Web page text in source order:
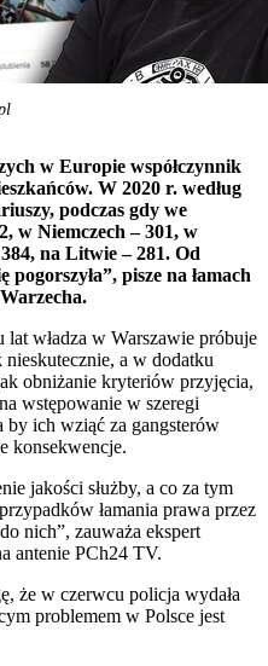
w Europie współczynnik
W 2020 r. według
podczas gdy we
w Niemczech – 301, w
na Litwie – 281. Od
pogorszyła”, pisze na łamach
władza w Warszawie próbuje
a w dodatku
obniżanie kryteriów przyjęcia,
wstępowanie w szeregi
ich wziąć za gangsterów
konsekwencje.
jakości służby, a co za tym
łamania prawa przez
nich”, zauważa ekspert
antenie PCh24 TV.
że w czerwcu policja wydała
problemem w Polsce jest